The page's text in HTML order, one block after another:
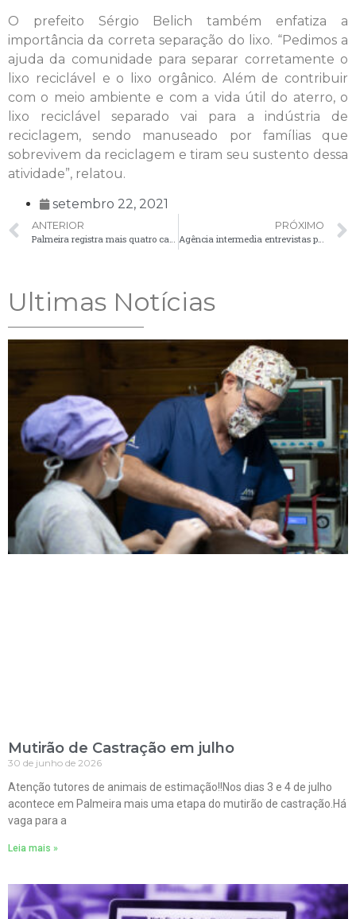
O prefeito Sérgio Belich também enfatiza a
importância da correta separação do lixo. “Pedimos a
ajuda da comunidade para separar corretamente o
lixo reciclável e o lixo orgânico. Além de contribuir
com o meio ambiente e com a vida útil do aterro, o
lixo reciclável separado vai para a indústria de
reciclagem, sendo manuseado por famílias que
sobrevivem da reciclagem e tiram seu sustento dessa
atividade”, relatou.
setembro 22, 2021
ANTERIOR
Palmeira registra mais quatro casos positivos de Covid-19
PRÓXIMO
Agência intermedia entrevistas para contratações de empresa de materiais de construção, eletro e móveis
Ultimas Notícias
Mutirão de Castração em julho
30 de junho de 2026
Atenção tutores de animais de estimação!!Nos dias 3 e 4 de julho
acontece em Palmeira mais uma etapa do mutirão de castração.Há
vaga para a
Leia mais »